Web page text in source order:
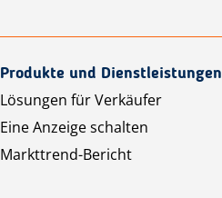
Produkte und Dienstleistungen
Lösungen für Verkäufer
Eine Anzeige schalten
Markttrend-Bericht